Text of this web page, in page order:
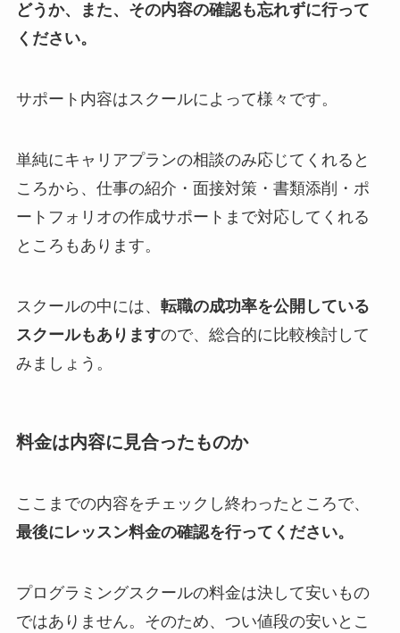
どうか、また、その内容の確認も忘れずに行って
ください。
サポート内容はスクールによって様々です。
単純にキャリアプランの相談のみ応じてくれると
ころから、仕事の紹介・面接対策・書類添削・ポ
ートフォリオの作成サポートまで対応してくれる
ところもあります。
スクールの中には、 転職の成功率を公開している
スクールもありますので、総合的に比較検討して
みましょう。
料金は内容に見合ったものか
ここまでの内容をチェックし終わったところで、
最後にレッスン料金の確認を行ってください。
プログラミングスクールの料金は決して安いもの
ではありません。そのため、つい値段の安いとこ